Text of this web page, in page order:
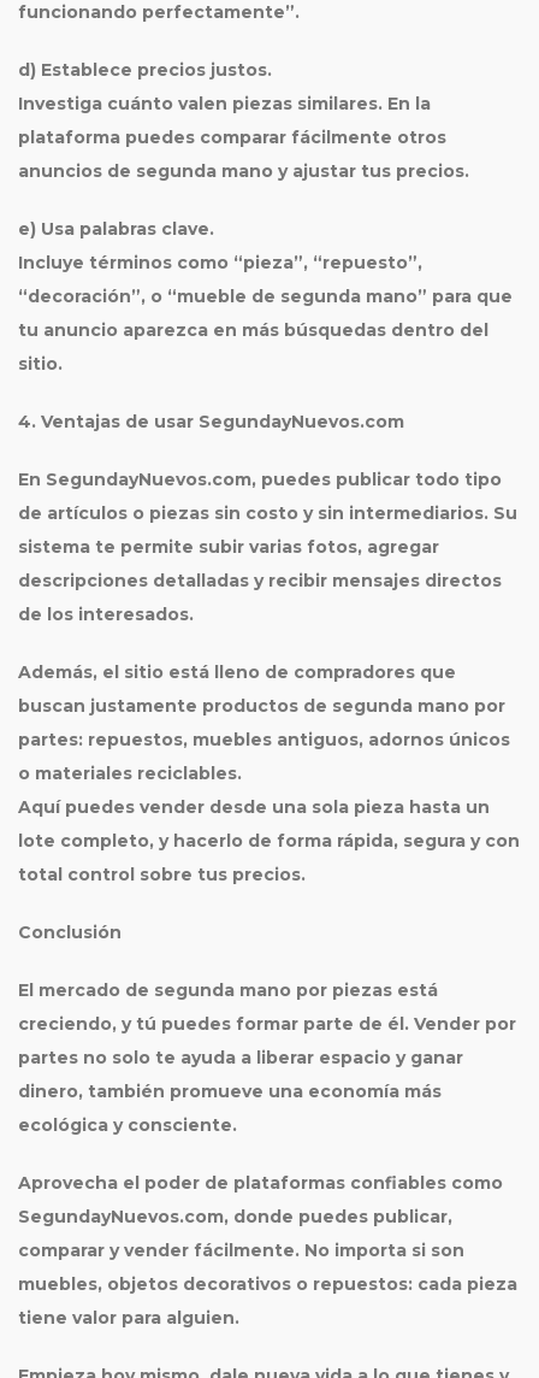
funcionando perfectamente”.
d) Establece precios justos.
Investiga cuánto valen piezas similares. En la
plataforma puedes comparar fácilmente otros
anuncios de segunda mano y ajustar tus precios.
e) Usa palabras clave.
Incluye términos como “pieza”, “repuesto”,
“decoración”, o “mueble de segunda mano” para que
tu anuncio aparezca en más búsquedas dentro del
sitio.
4. Ventajas de usar SegundayNuevos.com
En SegundayNuevos.com, puedes publicar todo tipo
de artículos o piezas sin costo y sin intermediarios. Su
sistema te permite subir varias fotos, agregar
descripciones detalladas y recibir mensajes directos
de los interesados.
Además, el sitio está lleno de compradores que
buscan justamente productos de segunda mano por
partes: repuestos, muebles antiguos, adornos únicos
o materiales reciclables.
Aquí puedes vender desde una sola pieza hasta un
lote completo, y hacerlo de forma rápida, segura y con
total control sobre tus precios.
Conclusión
El mercado de segunda mano por piezas está
creciendo, y tú puedes formar parte de él. Vender por
partes no solo te ayuda a liberar espacio y ganar
dinero, también promueve una economía más
ecológica y consciente.
Aprovecha el poder de plataformas confiables como
SegundayNuevos.com, donde puedes publicar,
comparar y vender fácilmente. No importa si son
muebles, objetos decorativos o repuestos: cada pieza
tiene valor para alguien.